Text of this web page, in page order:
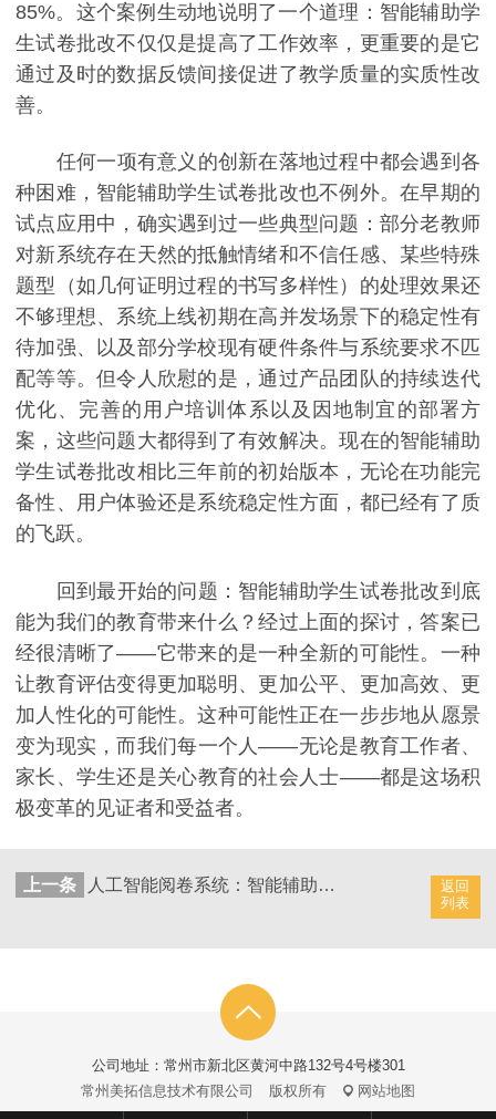
85%。这个案例生动地说明了一个道理：智能辅助学
生试卷批改不仅仅是提高了工作效率，更重要的是它
通过及时的数据反馈间接促进了教学质量的实质性改
善。
任何一项有意义的创新在落地过程中都会遇到各
种困难，智能辅助学生试卷批改也不例外。在早期的
试点应用中，确实遇到过一些典型问题：部分老教师
对新系统存在天然的抵触情绪和不信任感、某些特殊
题型（如几何证明过程的书写多样性）的处理效果还
不够理想、系统上线初期在高并发场景下的稳定性有
待加强、以及部分学校现有硬件条件与系统要求不匹
配等等。但令人欣慰的是，通过产品团队的持续迭代
优化、完善的用户培训体系以及因地制宜的部署方
案，这些问题大都得到了有效解决。现在的智能辅助
学生试卷批改相比三年前的初始版本，无论在功能完
备性、用户体验还是系统稳定性方面，都已经有了质
的飞跃。
回到最开始的问题：智能辅助学生试卷批改到底
能为我们的教育带来什么？经过上面的探讨，答案已
经很清晰了——它带来的是一种全新的可能性。一种
让教育评估变得更加聪明、更加公平、更加高效、更
加人性化的可能性。这种可能性正在一步步地从愿景
变为现实，而我们每一个人——无论是教育工作者、
家长、学生还是关心教育的社会人士——都是这场积
极变革的见证者和受益者。
返回
列表
上一条 人工智能阅卷系统：智能辅助学生考试评阅
公司地址：常州市新北区黄河中路132号4号楼301
常州美拓信息技术有限公司
版权所有 网站地图